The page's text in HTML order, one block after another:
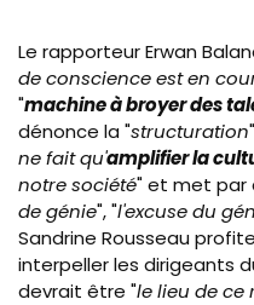
Le rapporteur Erwan
de conscience est en
"machine à broyer des
dénonce la "structuration
ne fait qu'amplifier la
notre société" et met par
de génie", "l'excuse du
Sandrine Rousseau
interpeller les dirigeants
devrait être "le lieu de ce